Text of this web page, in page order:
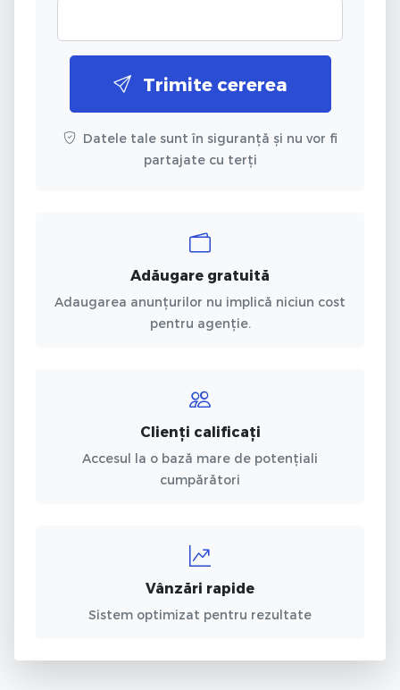
Trimite cererea
Datele tale sunt în siguranță și nu vor fi
partajate cu terți
Adăugare gratuită
Adaugarea anunțurilor nu implică niciun cost
pentru agenție.
Clienți calificați
Accesul la o bază mare de potențiali
cumpărători
Vânzări rapide
Sistem optimizat pentru rezultate